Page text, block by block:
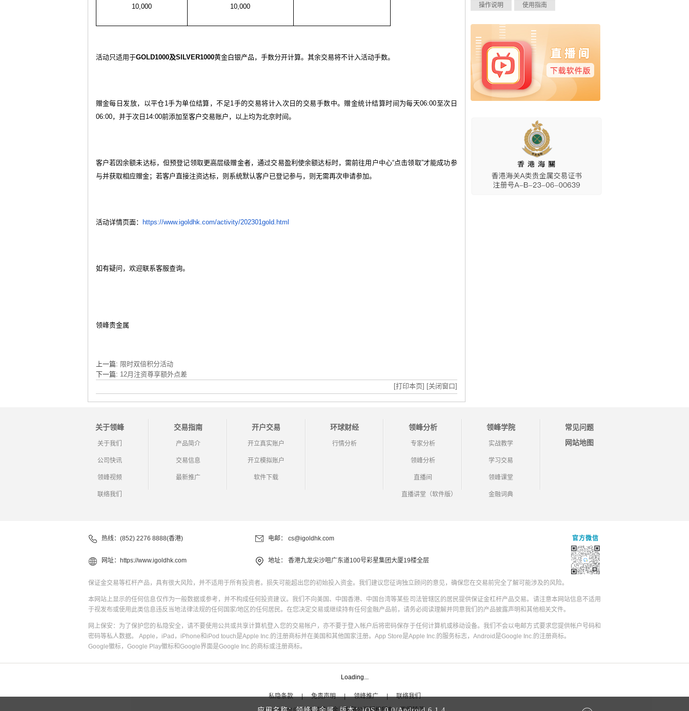
10,000 10,000
活动只适用于GOLD1000及SILVER1000黄金白银产品，手数分开计算。其余交易将不计入活动手数。
赠金每日发放，以平仓1手为单位结算，不足1手的交易将计入次日的交易手数中。赠金统计结算时间为每天06:00至次日
06:00，并于次日 14:00前添加至客户交易账户，以上均为北京时间。
客户若因余额未达标，但预登记领取更高层级赠金者，通过交易盈利使余额达标时，需前往用户中心“点击领取”才能成功参
与并获取相应赠金；若客户直接注资达标，则系统默认客户已登记参与，则无需再次申请参加。
活动详情页面： https://www.igoldhk.com/activity/202301gold.html
如有疑问，欢迎联系客服查询。
领峰贵金属
上一篇: 限时双倍积分活动
下一篇: 12月注资尊享额外点差
[打印本页] [关闭窗口]
操作说明
使用指南
关于领峰
关于我们
公司快讯
领峰视频
联络我们
交易指南
产品简介
交易信息
最新推广
开户交易
开立真实账户
开立模拟账户
软件下载
环球财经
行情分析
领峰分析
专家分析
领峰分析
直播间
直播讲堂（软件版）
领峰学院
实战教学
学习交易
领峰课堂
金融词典
常见问题
网站地图
热线：(852) 2276 8888(香港) 电邮： cs@igoldhk.com
网址： https://www.igoldhk.com 地址： 香港九龙尖沙咀广东道100号彩星集团大厦19楼全层
官方微信
保证金交易等杠杆产品，具有很大风险，并不适用于所有投资者。损失可能超出您的初始投入资金。我们建议您征询独立顾问的意见，确保您在交易前完全了解可能涉及的风险。
本网站上显示的任何信息仅作为一般数据或参考，并不构成任何投资建议。我们不向美国、中国香港、中国台湾等某些司法管辖区的居民提供保证金杠杆产品交易。请注意本网站信息不适用
于视发布或使用此类信息违反当地法律法规的任何国家/地区的任何居民。在您决定交易或继续持有任何金融产品前，请务必阅读理解并同意我们的产品披露声明和其他相关文件。
网上保安：为了保护您的私隐安全，请不要使用公共或共享计算机登入您的交易帐户，亦不要于登入帐户后将密码保存于任何计算机或移动设备。我们不会以电邮方式要求您提供帐户号码和
密码等私人数据。 Apple，iPad，iPhone和iPod touch是Apple Inc.的注册商标并在美国和其他国家注册。App Store是Apple Inc.的服务标志，Android是Google Inc.的注册商标。
Google徽标，Google Play徽标和Google界面是Google Inc.的商标或注册商标。
Loading...
私隐条款 | 免责声明 | 领峰推广 |
联络我们